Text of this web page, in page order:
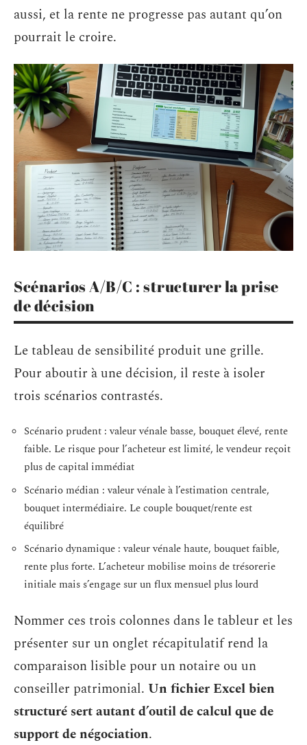
aussi, et la rente ne progresse pas autant qu’on
pourrait le croire.
Scénarios A/B/C : structurer la prise
de décision
Le tableau de sensibilité produit une grille.
Pour aboutir à une décision, il reste à isoler
trois scénarios contrastés.
Scénario prudent : valeur vénale basse, bouquet élevé, rente
faible. Le risque pour l’acheteur est limité, le vendeur reçoit
plus de capital immédiat
Scénario médian : valeur vénale à l’estimation centrale,
bouquet intermédiaire. Le couple bouquet/rente est
équilibré
Scénario dynamique : valeur vénale haute, bouquet faible,
rente plus forte. L’acheteur mobilise moins de trésorerie
initiale mais s’engage sur un flux mensuel plus lourd
Nommer ces trois colonnes dans le tableur et les
présenter sur un onglet récapitulatif rend la
comparaison lisible pour un notaire ou un
conseiller patrimonial. Un fichier Excel bien
structuré sert autant d’outil de calcul que de
support de négociation.